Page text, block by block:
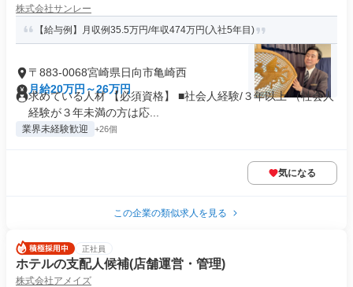
株式会社サンレー
【給与例】月収例35.5万円/年収474万円(入社5年目)
〒883-0068宮崎県日向市亀崎西
月給20万円～26万円
求めている人材 【必須資格】 ■社会人経験/３年以上 （社会人
経験が３年未満の方は応...
業界未経験歓迎 +26個
気になる
この企業の類似求人を見る
正社員
ホテルの支配人候補(店舗運営・管理)
株式会社アメイズ